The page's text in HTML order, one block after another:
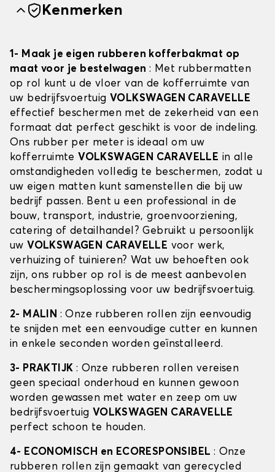
Kenmerken
1- Maak je eigen rubberen kofferbakmat op
maat voor je bestelwagen : Met rubbermatten
op rol kunt u de vloer van de kofferruimte van
uw bedrijfsvoertuig VOLKSWAGEN CARAVELLE
effectief beschermen met de zekerheid van een
formaat dat perfect geschikt is voor de indeling.
Ons rubber per meter is ideaal om uw
kofferruimte VOLKSWAGEN CARAVELLE in alle
omstandigheden volledig te beschermen, zodat u
uw eigen matten kunt samenstellen die bij uw
bedrijf passen. Bent u een professional in de
bouw, transport, industrie, groenvoorziening,
catering of detailhandel? Gebruikt u persoonlijk
uw VOLKSWAGEN CARAVELLE voor werk,
verhuizing of tuinieren? Wat uw behoeften ook
zijn, ons rubber op rol is de meest aanbevolen
beschermingsoplossing voor uw bedrijfsvoertuig.
2- MALIN : Onze rubberen rollen zijn eenvoudig
te snijden met een eenvoudige cutter en kunnen
in enkele seconden worden geïnstalleerd.
3- PRAKTIJK : Onze rubberen rollen vereisen
geen speciaal onderhoud en kunnen gewoon
worden gewassen met water en zeep om uw
bedrijfsvoertuig VOLKSWAGEN CARAVELLE
perfect schoon te houden.
4- ECONOMISCH en ECORESPONSIBEL : Onze
rubberen rollen zijn gemaakt van gerecycled